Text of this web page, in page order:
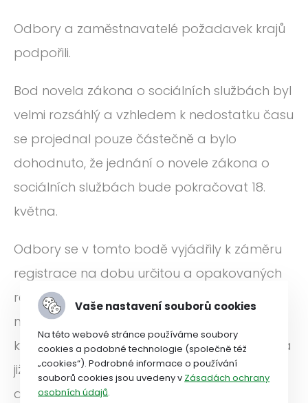
Odbory a zaměstnavatelé požadavek krajů
podpořili.
Bod novela zákona o sociálních službách byl
velmi rozsáhlý a vzhledem k nedostatku času
se projednal pouze částečně a bylo
dohodnuto, že jednání o novele zákona o
sociálních službách bude pokračovat 18.
května.
Odbory se v tomto bodě vyjádřily k záměru
registrace na dobu určitou a opakovaných
registrací. Návrh MPSV vnímají velmi
negativně a nevidí žádný přínos. Kontrola
kvalitního poskytování sociální péče probíhá
již dnes a opakované registrace
administrativně zatíží poskytovatele.
Vaše nastavení souborů cookies
Na této webové stránce používáme soubory
cookies a podobné technologie (společně též
„cookies“). Podrobné informace o používání
souborů cookies jsou uvedeny v Zásadách ochrany
osobních údajů.